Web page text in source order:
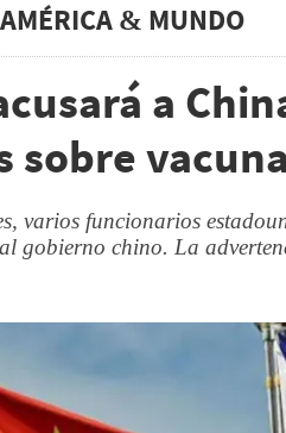
& MUNDO
a
sobre
varios funcionarios
gobierno chino. La